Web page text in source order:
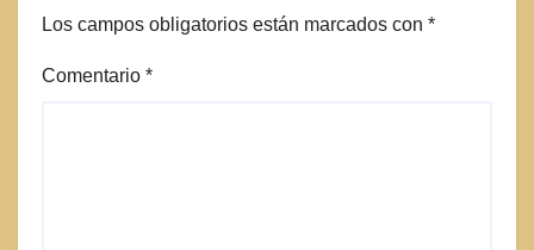
Los campos obligatorios están marcados con *
Comentario *